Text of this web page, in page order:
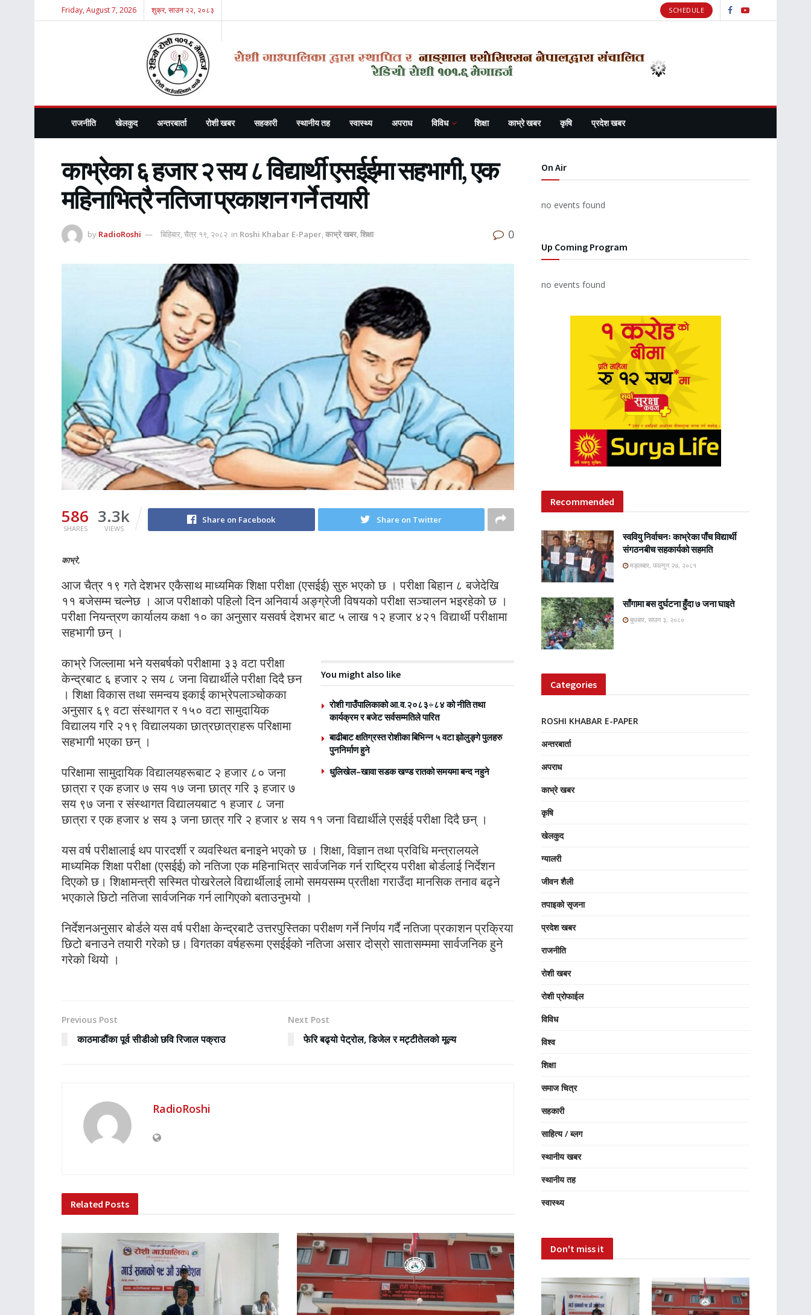
Friday, August 7, 2026 शुक्र, साउन २२, २०८३ SCHEDULE
राजनीति खेलकुद अन्तरबार्ता रोशी खबर सहकारी स्थानीय तह स्वास्थ्य अपराध विविध शिक्षा काभ्रे खबर कृषि प्रदेश खबर
काभ्रेका ६ हजार २ सय ८ विद्यार्थी एसईईमा सहभागी, एक
महिनाभित्रै नतिजा प्रकाशन गर्ने तयारी
by RadioRoshi बिहिबार, चैत्र १९, २०८२ in Roshi Khabar E-Paper,काभ्रे खबर,शिक्षा 0
586
SHARES
3.3k
VIEWS
Share on Facebook Share on Twitter
काभ्रे,
आज चैत्र १९ गते देशभर एकैसाथ माध्यमिक शिक्षा परीक्षा (एसईई) सुरु भएको छ । परीक्षा बिहान ८ बजेदेखि
११ बजेसम्म चल्नेछ । आज परीक्षाको पहिलो दिन अनिवार्य अङ्ग्रेजी विषयको परीक्षा सञ्चालन भइरहेको छ ।
परीक्षा नियन्त्रण कार्यालय कक्षा १० का अनुसार यसवर्ष देशभर बाट ५ लाख १२ हजार ४२१ विद्यार्थी परीक्षामा
सहभागी छन् ।
You might also like
रोशी गाउँपालिकाको आ.व.२०८३÷८४ को नीति तथा
कार्यक्रम र बजेट सर्वसम्मतिले पारित
बाढीबाट क्षतिग्रस्त रोशीका बिभिन्न ५ वटा झोलुङ्गे पुलहरु
पुननिर्माण हुने
धुलिखेल–खावा सडक खण्ड रातको समयमा बन्द नहुने
काभ्रे जिल्लामा भने यसबर्षको परीक्षामा ३३ वटा परीक्षा
केन्द्रबाट ६ हजार २ सय ८ जना विद्यार्थीले परीक्षा दिदै छन
। शिक्षा विकास तथा समन्वय इकाई काभ्रेपलाञ्चोकका
अनुसार ६९ वटा संस्थागत र १५० वटा सामुदायिक
विद्यालय गरि २१९ विद्यालयका छात्रछात्राहरू परिक्षामा
सहभागी भएका छन् ।
परिक्षामा सामुदायिक विद्यालयहरूबाट २ हजार ८० जना
छात्रा र एक हजार ७ सय १७ जना छात्र गरि ३ हजार ७
सय ९७ जना र संस्थागत विद्यालयबाट १ हजार ८ जना
छात्रा र एक हजार ४ सय ३ जना छात्र गरि २ हजार ४ सय ११ जना विद्यार्थीले एसईई परीक्षा दिदै छन् ।
यस वर्ष परीक्षालाई थप पारदर्शी र व्यवस्थित बनाइने भएको छ । शिक्षा, विज्ञान तथा प्रविधि मन्त्रालयले
माध्यमिक शिक्षा परीक्षा (एसईई) को नतिजा एक महिनाभित्र सार्वजनिक गर्न राष्ट्रिय परीक्षा बोर्डलाई निर्देशन
दिएको छ। शिक्षामन्त्री सस्मित पोखरेलले विद्यार्थीलाई लामो समयसम्म प्रतीक्षा गराउँदा मानसिक तनाव बढ्ने
भएकाले छिटो नतिजा सार्वजनिक गर्न लागिएको बताउनुभयो ।
निर्देशनअनुसार बोर्डले यस वर्ष परीक्षा केन्द्रबाटै उत्तरपुस्तिका परीक्षण गर्ने निर्णय गर्दै नतिजा प्रकाशन प्रक्रिया
छिटो बनाउने तयारी गरेको छ। विगतका वर्षहरूमा एसईईको नतिजा असार दोस्रो सातासम्ममा सार्वजनिक हुने
गरेको थियो ।
Previous Post
काठमाडौंका पूर्व सीडीओ छवि रिजाल पक्राउ
Next Post
फेरि बढ्यो पेट्रोल, डिजेल र मट्टीतेलको मूल्य
RadioRoshi
Related Posts
On Air
no events found
Up Coming Program
no events found
Recommended
स्ववियु निर्वाचनः काभ्रेका पाँच विद्यार्थी
संगठनबीच सहकार्यको सहमति
मङ्लबार, फाल्गुन २७, २०८१
साँगामा बस दुर्घटना हुँदा ७ जना घाइते
बुधबार, साउन ३, २०८०
Categories
ROSHI KHABAR E-PAPER
अन्तरबार्ता
अपराध
काभ्रे खबर
कृषि
खेलकुद
ग्यालरी
जीवन शैली
तपाइको सृजना
प्रदेश खबर
राजनीति
रोशी खबर
रोशी प्रोफाईल
विविध
विश्व
शिक्षा
समाज चित्र
सहकारी
साहित्य / ब्लग
स्थानीय खबर
स्थानीय तह
स्वास्थ्य
Don't miss it